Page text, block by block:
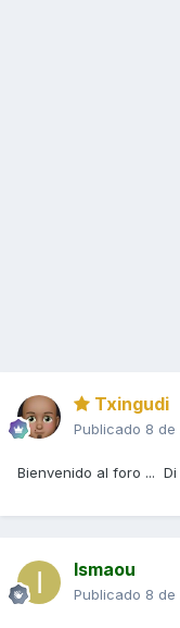
Txingudi
Publicado 8 de
Bienvenido al foro ...
Ismaou
Publicado 8 de